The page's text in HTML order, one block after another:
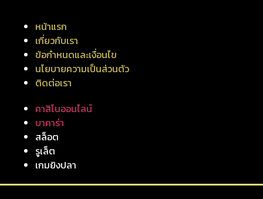
หน้าแรก
เกี่ยวกับเรา
ข้อกำหนดและเงื่อนไข
นโยบายความเป็นส่วนตัว
ติดต่อเรา
คาสิโนออนไลน์
บาคาร่า
สล็อต
รูเล็ต
เกมยิงปลา